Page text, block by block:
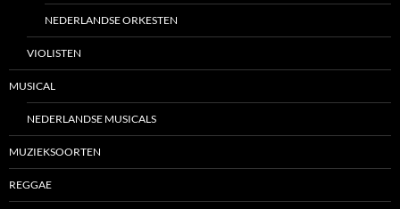
NEDERLANDSE ORKESTEN
VIOLISTEN
MUSICAL
NEDERLANDSE MUSICALS
MUZIEKSOORTEN
REGGAE